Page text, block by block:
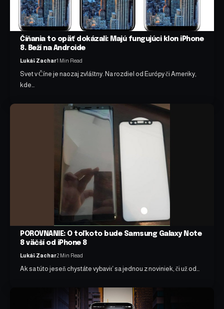
Číňania to opäť dokázali: Majú fungujúci klon iPhone
8. Beží na Androide
Lukáš Zachar1 Min Read
Svet v Číne je naozaj zvláštny. Na rozdiel od Európy či Ameriky,
kde…
POROVNANIE: O toľkoto bude Samsung Galaxy Note
8 väčší od iPhone 8
Lukáš Zachar2 Min Read
Ak sa túto jeseň chystáte vybaviť sa jednou z noviniek, či už od…